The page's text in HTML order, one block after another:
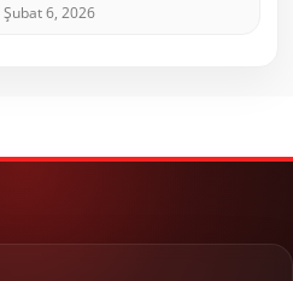
Şubat 6, 2026